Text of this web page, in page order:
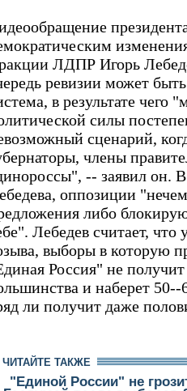
ЛДПР Игорь
ревизии может
в результате чего
силы
сценарий,
члены
-- заявил он.
оппозиции
либо
Лебедев считает,
выборы в которую
Россия" не
и наберет
ли получит даже
ЧИТАЙТЕ ТАКЖЕ
"Единой России" не